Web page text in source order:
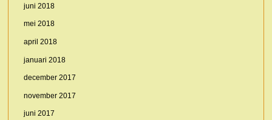
juni 2018
mei 2018
april 2018
januari 2018
december 2017
november 2017
juni 2017